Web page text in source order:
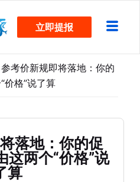
立即提报
参考价新规即将落地：你的
价格”说了算
落地：你的促
这两个“价格”说
算